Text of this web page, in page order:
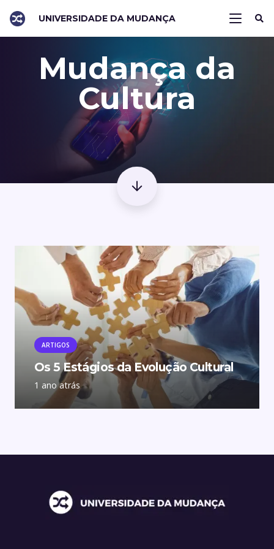
UNIVERSIDADE DA MUDANÇA
Mudança da
Cultura
ARTIGOS
Os 5 Estágios da Evolução Cultural
1 ano atrás